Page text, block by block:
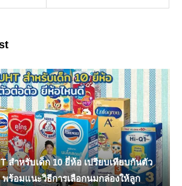
สำหรับเด็ก 10 ยี่ห้อ เปรียบเทียบกันตัว
ร้อมแนะวิธีการเลือกนมกล่องให้ลูก